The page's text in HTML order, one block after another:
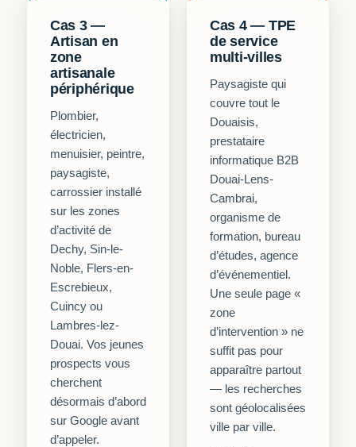
Cas 3 —
Artisan en
zone
artisanale
périphérique
Plombier,
électricien,
menuisier, peintre,
paysagiste,
carrossier installé
sur les zones
d’activité de
Dechy, Sin-le-
Noble, Flers-en-
Escrebieux,
Cuincy ou
Lambres-lez-
Douai. Vos jeunes
prospects vous
cherchent
désormais d’abord
sur Google avant
d’appeler.
Cas 4 — TPE
de service
multi-villes
Paysagiste qui
couvre tout le
Douaisis,
prestataire
informatique B2B
Douai-Lens-
Cambrai,
organisme de
formation, bureau
d’études, agence
d’événementiel.
Une seule page «
zone
d’intervention » ne
suffit pas pour
apparaître partout
— les recherches
sont géolocalisées
ville par ville.